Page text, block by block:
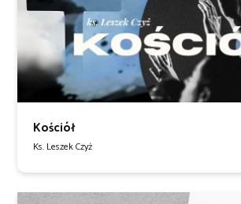
Kościół
Ks. Leszek Czyż